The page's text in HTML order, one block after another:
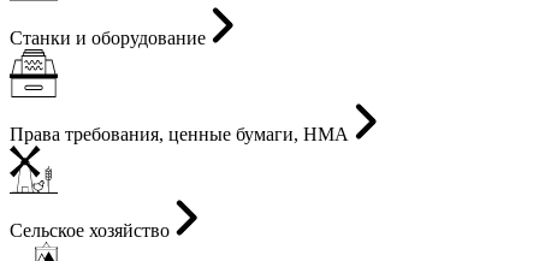
Станки и оборудование
Права требования, ценные бумаги, НМА
Сельское хозяйство